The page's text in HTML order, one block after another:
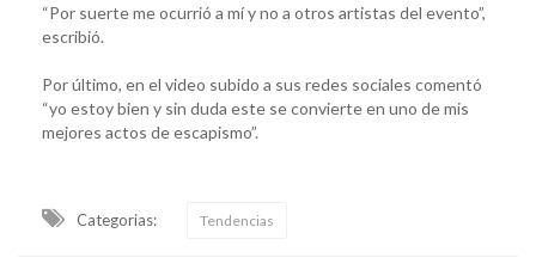
“Por suerte me ocurrió a mí y no a otros artistas del evento”,
escribió.
Por último, en el video subido a sus redes sociales comentó
“yo estoy bien y sin duda este se convierte en uno de mis
mejores actos de escapismo”.
Categorias: Tendencias